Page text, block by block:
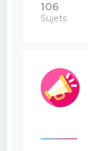
106
Sujets